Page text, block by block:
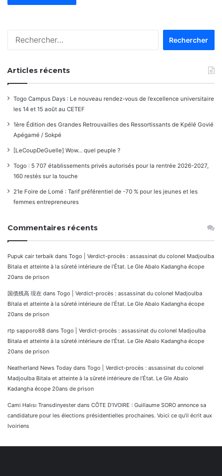
Articles récents
Togo Campus Days : Le nouveau rendez-vous de l’excellence universitaire
les 14 et 15 août au CETEF
1ère Édition des Grandes Retrouvailles des Ressortissants de Kpélé Govié
Apégamé / Sokpé
[LeCoupDeGuelle] Wow… quel peuple ?
Togo : 5 707 établissements privés autorisés pour la rentrée 2026-2027,
160 restés sur la touche
21e Foire de Lomé : Tarif préférentiel de -70 % pour les jeunes et les
femmes entrepreneures
Commentaires récents
Pupuk cair terbaik dans Togo | Verdict-procès : assassinat du colonel Madjoulba
Bitala et atteinte à la sûreté intérieure de l’État. Le Gle Abalo Kadangha écope
20ans de prison
国債残高 現在 dans Togo | Verdict-procès : assassinat du colonel Madjoulba
Bitala et atteinte à la sûreté intérieure de l’État. Le Gle Abalo Kadangha écope
20ans de prison
rtp sapporo88 dans Togo | Verdict-procès : assassinat du colonel Madjoulba
Bitala et atteinte à la sûreté intérieure de l’État. Le Gle Abalo Kadangha écope
20ans de prison
Neatherland News Today dans Togo | Verdict-procès : assassinat du colonel
Madjoulba Bitala et atteinte à la sûreté intérieure de l’État. Le Gle Abalo
Kadangha écope 20ans de prison
Cami Halısı Transdinyester dans CÔTE D’IVOIRE : Guillaume SORO annonce sa
candidature pour les élections présidentielles prochaines. Voici ce qu’il écrit aux
Ivoiriens